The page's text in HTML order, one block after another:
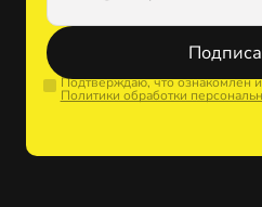
Подтверждаю, что ознакомлен
Политики обработки